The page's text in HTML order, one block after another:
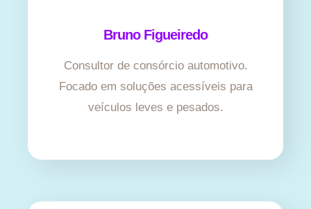
Bruno Figueiredo
Consultor de consórcio automotivo.
Focado em soluções acessíveis para
veículos leves e pesados.